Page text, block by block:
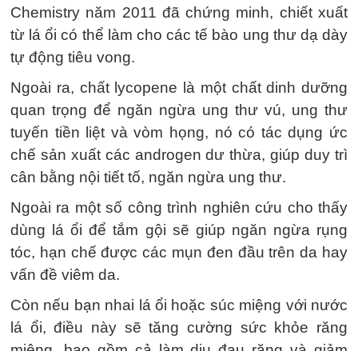
Chemistry năm 2011 đã chứng minh, chiết xuất
từ lá ổi có thể làm cho các tế bào ung thư dạ dày
tự động tiêu vong.
Ngoài ra, chất lycopene là một chất dinh dưỡng
quan trọng để ngăn ngừa ung thư vú, ung thư
tuyến tiền liệt và vòm họng, nó có tác dụng ức
chế sản xuất các androgen dư thừa, giúp duy trì
cân bằng nội tiết tố, ngăn ngừa ung thư.
Ngoài ra một số công trình nghiên cứu cho thấy
dùng lá ổi để tắm gội sẽ giúp ngăn ngừa rụng
tóc, hạn chế được các mụn đen đầu trên da hay
vấn đề viêm da.
Còn nếu bạn nhai lá ổi hoặc súc miệng với nước
lá ổi, điều này sẽ tăng cường sức khỏe răng